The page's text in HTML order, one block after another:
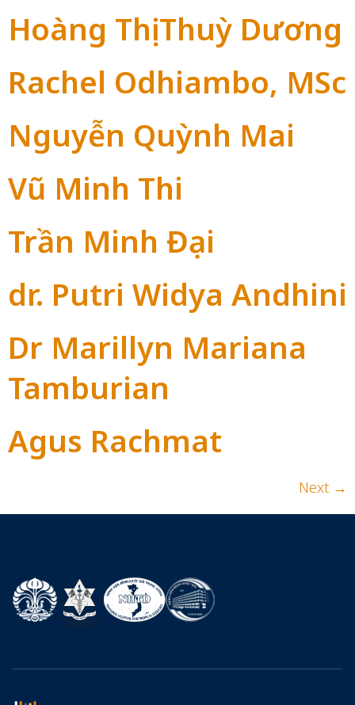
Hoàng Thị Thuỳ Dương
Rachel Odhiambo, MSc
Nguyễn Quỳnh Mai
Vũ Minh Thi
Trần Minh Đại
dr. Putri Widya Andhini
Dr Marillyn Mariana
Tamburian
Agus Rachmat
Next →